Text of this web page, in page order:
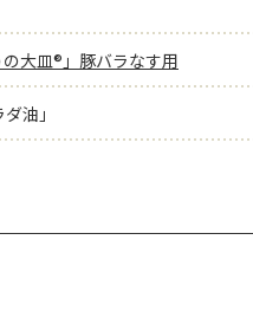
の大皿®」豚バラなす用
油」